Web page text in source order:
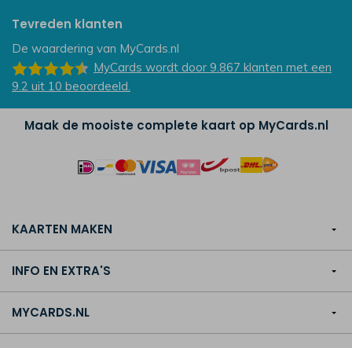
Tevreden klanten
De waardering van MyCards.nl
MyCards wordt door 9.867 klanten met een
9.2 uit 10 beoordeeld.
Maak de mooiste complete kaart op MyCards.nl
KAARTEN MAKEN
INFO EN EXTRA'S
MYCARDS.NL